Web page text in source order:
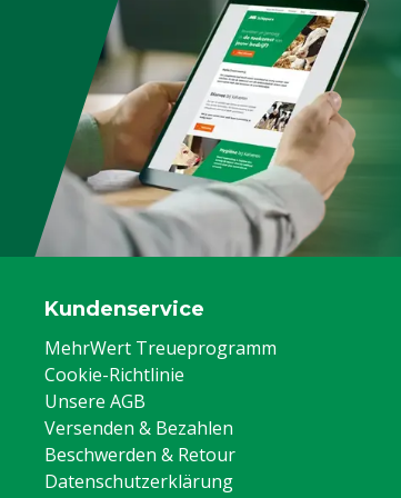
Kundenservice
MehrWert Treueprogramm
Cookie-Richtlinie
Unsere AGB
Versenden & Bezahlen
Beschwerden & Retour
Datenschutzerklärung